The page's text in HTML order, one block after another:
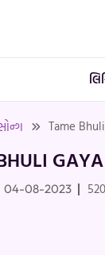
Tame
04-08-2023 520